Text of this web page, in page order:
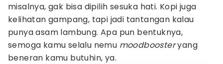
misalnya, gak bisa dipilih sesuka hati. Kopi juga
kelihatan gampang, tapi jadi tantangan kalau
punya asam lambung. Apa pun bentuknya,
semoga kamu selalu nemu moodboosteryang
beneran kamu butuhin, ya.